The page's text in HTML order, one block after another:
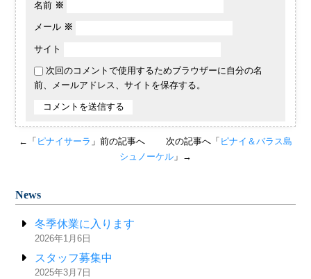
名前 ※
メール ※
サイト
次回のコメントで使用するためブラウザーに自分の名
前、メールアドレス、サイトを保存する。
←「 ピナイサーラ 」前の記事へ 次の記事へ「 ピナイ＆バラス島
シュノーケル 」→
News
冬季休業に入ります
2026年1月6日
スタッフ募集中
2025年3月7日